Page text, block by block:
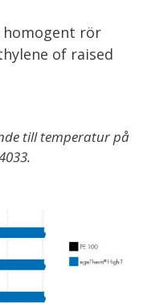
rör
of raised
till temperatur på